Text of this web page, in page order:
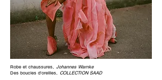
Robe et chaussures, Johannes Warnke
Des boucles d'oreilles, COLLECTION SAAD